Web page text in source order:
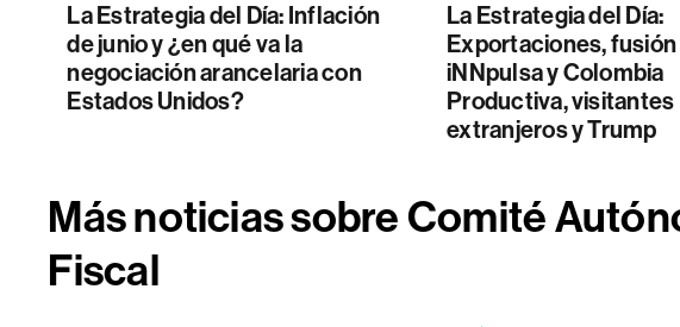
La Estrategia del Día: Inflación
de junio y ¿en qué va la
negociación arancelaria con
Estados Unidos?
La Estrategia del Día:
Exportaciones, fusión
iNNpulsa y Colombia
Productiva, visitantes
extranjeros y Trump
Más noticias sobre Comité
Fiscal